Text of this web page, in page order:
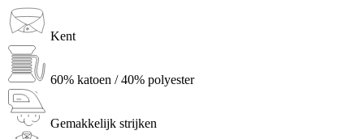
Kent
60% katoen / 40% polyester
Gemakkelijk strijken